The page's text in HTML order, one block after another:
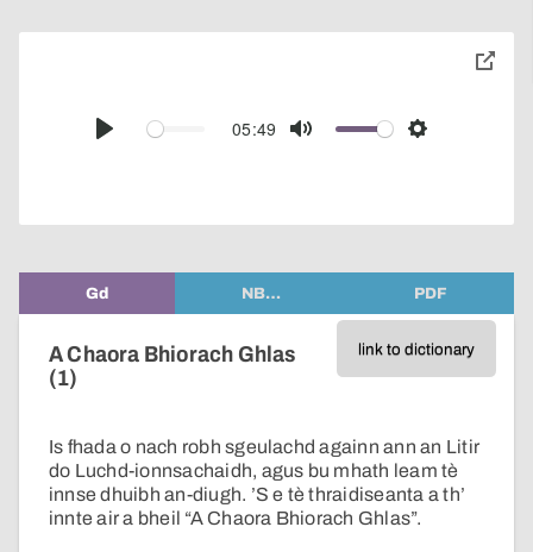
Play
05:49
Mute Settings
toggle
Gd NB… PDF
link to dictionary
A Chaora Bhiorach Ghlas
(1)
Is fhada o nach robh sgeulachd againn ann an Litir
do Luchd-ionnsachaidh, agus bu mhath leam tè
innse dhuibh an-diugh. ’S e tè thraidiseanta a th’
innte air a bheil “A Chaora Bhiorach Ghlas”.